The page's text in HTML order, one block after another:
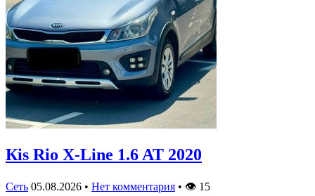
Кis Rio X-Line 1.6 AT 2020
Сеть 05.08.2026 • Нет комментария • 👁 15